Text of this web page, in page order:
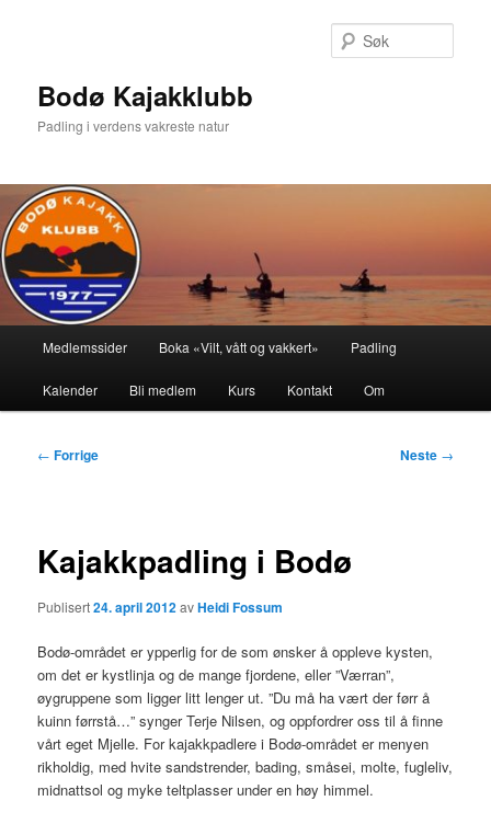
Bodø Kajakklubb
Padling i verdens vakreste natur
Medlemssider Boka «Vilt, vått og vakkert» Padling
Kalender Bli medlem Kurs Kontakt Om
Innleggsnavigasjon
← Forrige Neste →
Kajakkpadling i Bodø
Publisert24. april 2012avHeidi Fossum
Bodø-området er ypperlig for de som ønsker å oppleve kysten,
om det er kystlinja og de mange fjordene, eller ”Værran”,
øygruppene som ligger litt lenger ut. ”Du må ha vært der førr å
kuinn førrstå…” synger Terje Nilsen, og oppfordrer oss til å finne
vårt eget Mjelle. For kajakkpadlere i Bodø-området er menyen
rikholdig, med hvite sandstrender, bading, småsei, molte, fugleliv,
midnattsol og myke teltplasser under en høy himmel.